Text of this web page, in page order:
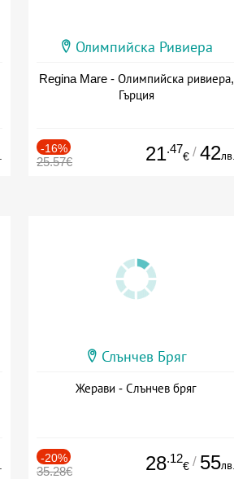
Олимпийска Ривиера
Regina Mare - Олимпийска ривиера,
Гърция
-16%
25.57€ 21.47
€ / 42лв.
Слънчев Бряг
Жерави - Слънчев бряг
-20%
35.28€ 28.12
€ / 55лв.